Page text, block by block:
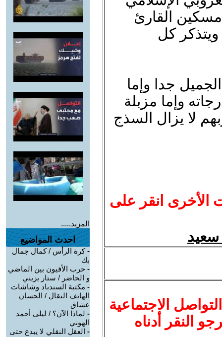
مسكين القارئ
ويتذكر كل
جدا وإما
وإما مزبلة
لا يزال السذج
الأخرى انقر على
الاجتماعية
النقر أدناه
المزيد.....
احدث المواضيع
-كرة الرأس / كمال جمال
بك
- حرب الأفيون بين الماضي
و الحاضر / ستار بزيني
- مكتبة السندباد وشاشات
الهاتف النقال / الحسان
عشاق
- لماذا الآن؟ / ليلى أحمد
الهوني
- العقل النقلي لا يبدع حتى